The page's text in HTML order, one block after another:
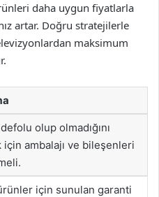
daha uygun fiyatlarla
artar. Doğru stratejilerle
maksimum
olup olmadığını
için ambalajı ve bileşenleri
için sunulan garanti